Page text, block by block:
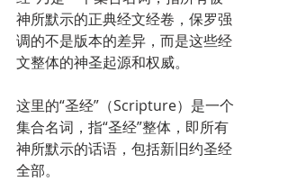
神所默示的正典经文经卷，保罗强
调的不是版本的差异，而是这些经
文整体的神圣起源和权威。
这里的“圣经”（Scripture）是一个
集合名词，指“圣经”整体，即所有
神所默示的话语，包括新旧约圣经
全部。